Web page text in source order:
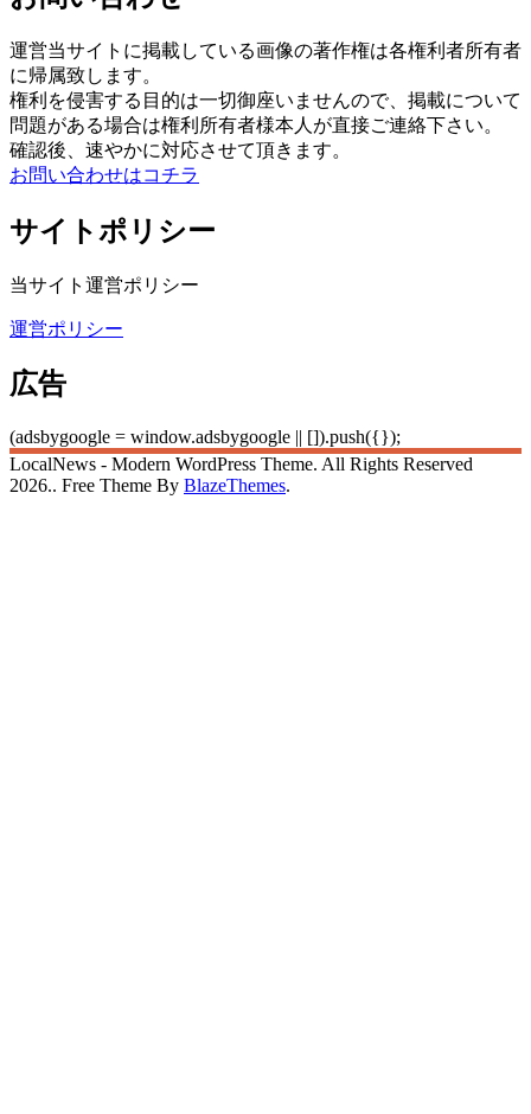
運営当サイトに掲載している画像の著作権は各権利者所有者
に帰属致します。
権利を侵害する目的は一切御座いませんので、掲載について
問題がある場合は権利所有者様本人が直接ご連絡下さい。
確認後、速やかに対応させて頂きます。
お問い合わせはコチラ
サイトポリシー
当サイト運営ポリシー
運営ポリシー
広告
(adsbygoogle = window.adsbygoogle || []).push({});
LocalNews - Modern WordPress Theme. All Rights Reserved
2026.. Free Theme By BlazeThemes.